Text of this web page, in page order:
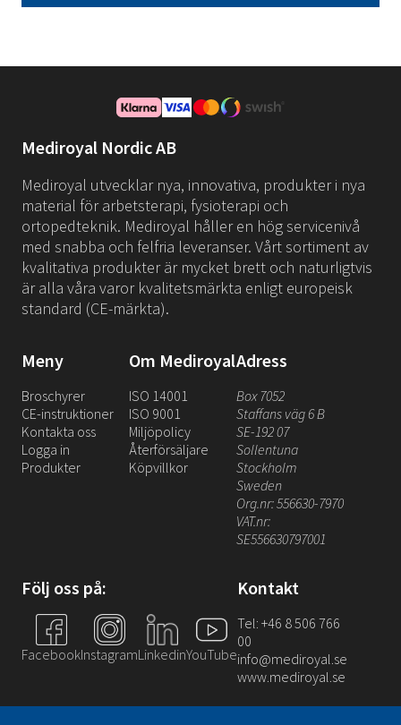
Mediroyal Nordic AB
Mediroyal utvecklar nya, innovativa, produkter i nya
material för arbetsterapi, fysioterapi och
ortopedteknik. Mediroyal håller en hög servicenivå
med snabba och felfria leveranser. Vårt sortiment av
kvalitativa produkter är mycket brett och naturligtvis
är alla våra varor kvalitetsmärkta enligt europeisk
standard (CE-märkta).
Meny
Broschyrer
CE-instruktioner
Kontakta oss
Logga in
Produkter
Om Mediroyal
ISO 14001
ISO 9001
Miljöpolicy
Återförsäljare
Köpvillkor
Adress
Box 7052
Staffans väg 6 B
SE-192 07
Sollentuna
Stockholm
Sweden
Org.nr: 556630-7970
VAT.nr:
SE556630797001
Följ oss på:
FacebookInstagramLinkedinYouTube
Kontakt
Tel: +46 8 506 766
00
info@mediroyal.se
www.mediroyal.se